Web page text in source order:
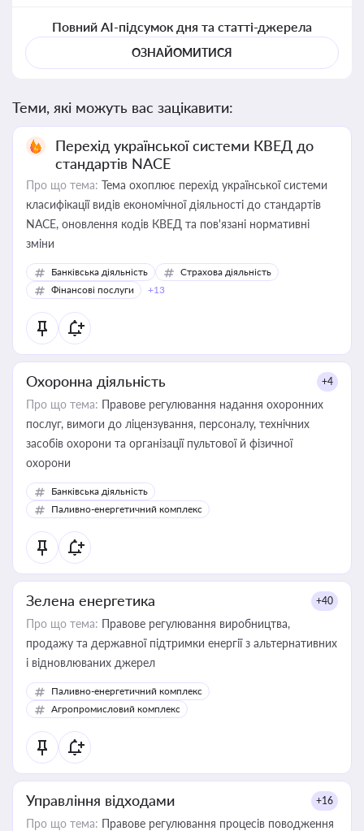
Повний AI-підсумок дня та статті-джерела
ОЗНАЙОМИТИСЯ
Теми, які можуть вас зацікавити:
Перехід української системи КВЕД до
стандартів NACE
Про що тема: Тема охоплює перехід української системи
класифікації видів економічної діяльності до стандартів
NACE, оновлення кодів КВЕД та пов'язані нормативні
зміни
Банківська діяльність
Страхова діяльність
Фінансові послуги
+13
Охоронна діяльність +4
Про що тема: Правове регулювання надання охоронних
послуг, вимоги до ліцензування, персоналу, технічних
засобів охорони та організації пультової й фізичної
охорони
Банківська діяльність
Паливно-енергетичний комплекс
Зелена енергетика +40
Про що тема: Правове регулювання виробництва,
продажу та державної підтримки енергії з альтернативних
і відновлюваних джерел
Паливно-енергетичний комплекс
Агропромисловий комплекс
Управління відходами +16
Про що тема: Правове регулювання процесів поводження